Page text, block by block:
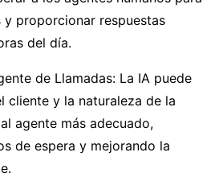
y proporcionar respuestas
del día.
de Llamadas: La IA puede
cliente y la naturaleza de la
agente más adecuado,
de espera y mejorando la